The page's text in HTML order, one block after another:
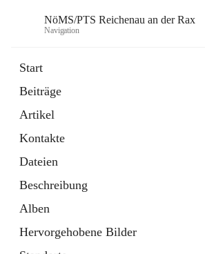
NöMS/PTS Reichenau an der Rax
Navigation
Start
Beiträge
Artikel
Kontakte
Dateien
Beschreibung
Alben
Hervorgehobene Bilder
Hans Lanner Regionalmusik Schulverband
öffnet
in
neuem
Tab
Externe Webseite
in
Tab